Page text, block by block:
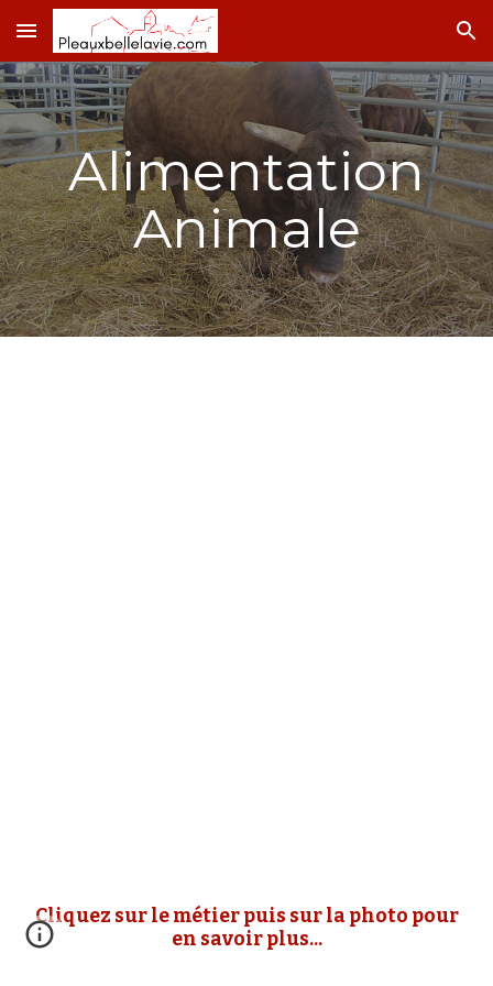
Skip to main content Skip to navigation
Alimentation
Animale
Cliquez sur le métier puis sur la photo pour
en savoir plus...